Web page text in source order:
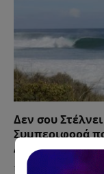
Δεν σου
Συμπεριφορά
Ανθρώπους
12 Ιουλίου 2026